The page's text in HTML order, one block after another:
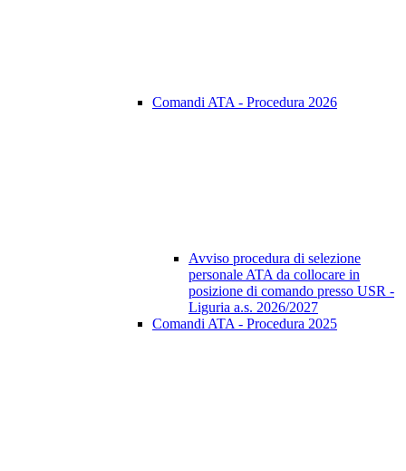
Comandi ATA - Procedura 2026
Avviso procedura di selezione
personale ATA da collocare in
posizione di comando presso USR -
Liguria a.s. 2026/2027
Comandi ATA - Procedura 2025